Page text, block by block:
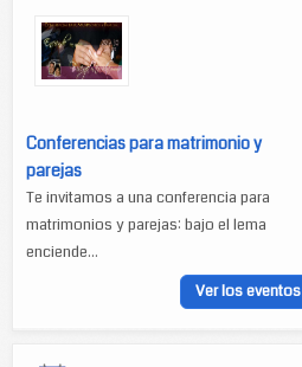
Conferencias para matrimonio y
parejas
Te invitamos a una conferencia para
matrimonios y parejas: bajo el lema
enciende...
Ver los eventos